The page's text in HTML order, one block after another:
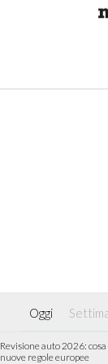
Oggi
Revisione auto 2026:
nuove regole europee